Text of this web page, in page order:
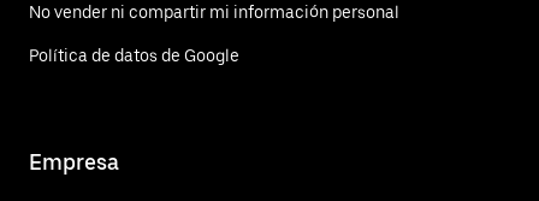
No vender ni compartir mi información personal
Política de datos de Google
Empresa